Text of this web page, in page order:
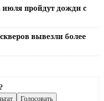
июля пройдут дожди с
вывезли более
?